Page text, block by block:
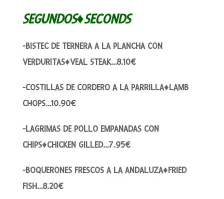
SEGUNDOS♦SECONDS
-BISTEC DE TERNERA A LA PLANCHA CON
VERDURITAS♦VEAL STEAK…8.10€
-COSTILLAS DE CORDERO A LA PARRILLA♦LAMB
CHOPS…10.90€
-LAGRIMAS DE POLLO EMPANADAS CON
CHIPS♦CHICKEN GILLED…7.95€
-BOQUERONES FRESCOS A LA ANDALUZA♦FRIED
FISH…8.20€